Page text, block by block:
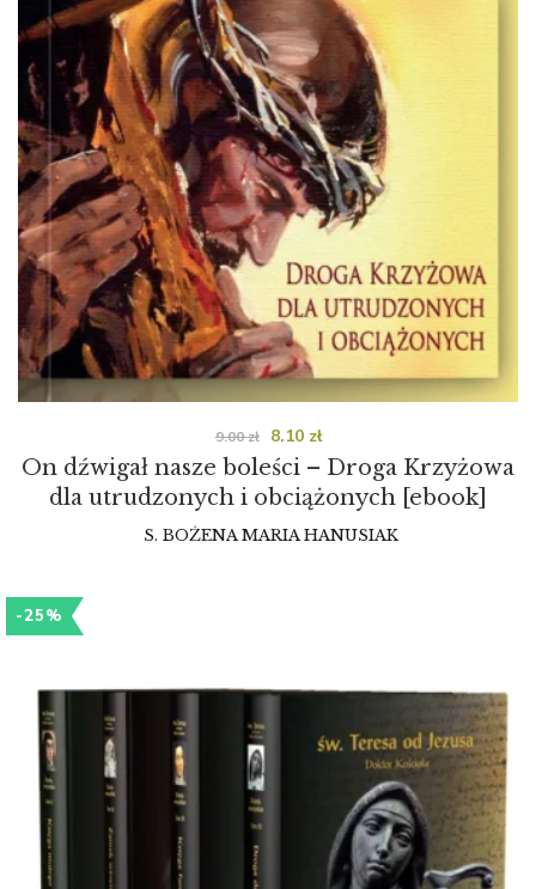
On dźwigał nasze boleści – Droga Krzyżowa
dla utrudzonych i obciążonych [ebook]
S. BOŻENA MARIA HANUSIAK
9.00zł 8.10 zł
-25%